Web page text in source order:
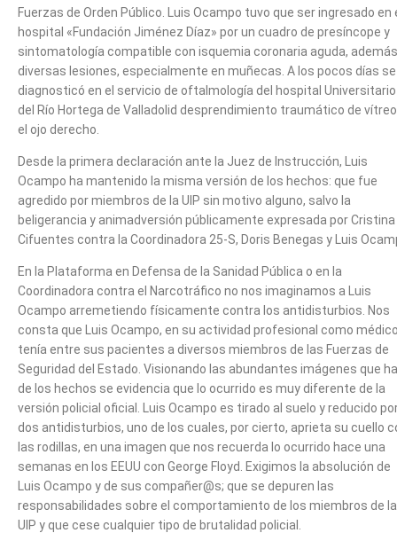
Fuerzas de Orden Público. Luis Ocampo tuvo que ser ingresado en
hospital «Fundación Jiménez Díaz» por un cuadro de presíncope y
sintomatología compatible con isquemia coronaria aguda,
diversas lesiones, especialmente en muñecas. A los pocos días
diagnosticó en el servicio de oftalmología del hospital Universitario
del Río Hortega de Valladolid desprendimiento traumático de
el ojo derecho.
Desde la primera declaración ante la Juez de Instrucción, Luis
Ocampo ha mantenido la misma versión de los hechos: que fue
agredido por miembros de la UIP sin motivo alguno, salvo la
beligerancia y animadversión públicamente expresada por Cristina
Cifuentes contra la Coordinadora 25-S, Doris Benegas y Luis
En la Plataforma en Defensa de la Sanidad Pública o en la
Coordinadora contra el Narcotráfico no nos imaginamos a Luis
Ocampo arremetiendo físicamente contra los antidisturbios. Nos
consta que Luis Ocampo, en su actividad profesional como
tenía entre sus pacientes a diversos miembros de las Fuerzas de
Seguridad del Estado. Visionando las abundantes imágenes que
de los hechos se evidencia que lo ocurrido es muy diferente de la
versión policial oficial. Luis Ocampo es tirado al suelo y reducido
dos antidisturbios, uno de los cuales, por cierto, aprieta su cuello
las rodillas, en una imagen que nos recuerda lo ocurrido hace una
semanas en los EEUU con George Floyd. Exigimos la absolución de
Luis Ocampo y de sus compañer@s; que se depuren las
responsabilidades sobre el comportamiento de los miembros de la
UIP y que cese cualquier tipo de brutalidad policial.